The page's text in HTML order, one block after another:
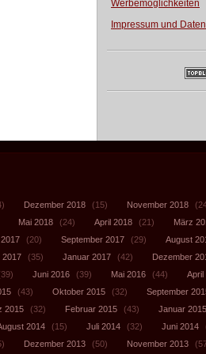
Werbemöglichkeiten
Impressum und
Dezember 2018 (15) November 2018
Mai 2018 (24) April 2018 (21) März
(20) September 2017 (29) August
2017 (35) Januar 2017 (42) Dezember
Juni 2016 (39) Mai 2016 (44) April
(43) Oktober 2015 (32) September
2015 (32) Februar 2015 (43) Januar 2015
2014 (15) Juli 2014 (32) Juni 2014
Dezember 2013 (50) November 2013